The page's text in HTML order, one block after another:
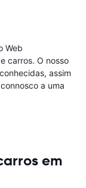
Web
carros. O nosso
assim
a uma
em